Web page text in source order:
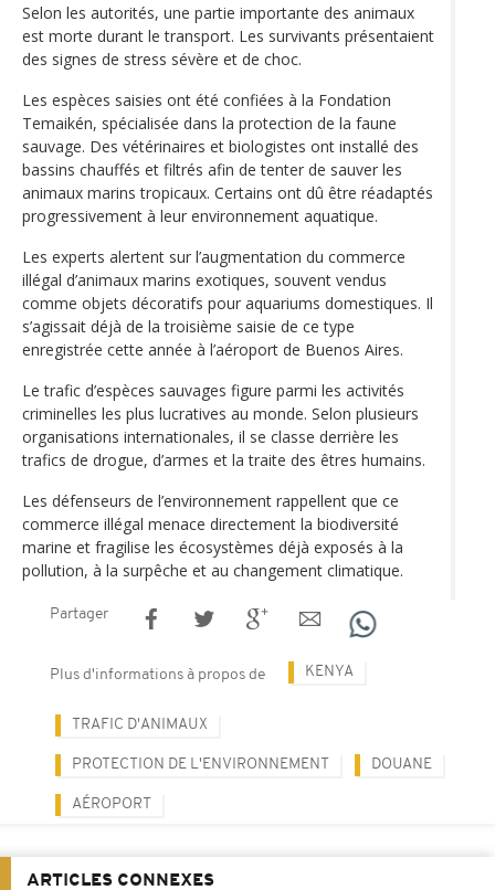
Selon les autorités, une partie importante des animaux
est morte durant le transport. Les survivants présentaient
des signes de stress sévère et de choc.
Les espèces saisies ont été confiées à la Fondation
Temaikén, spécialisée dans la protection de la faune
sauvage. Des vétérinaires et biologistes ont installé des
bassins chauffés et filtrés afin de tenter de sauver les
animaux marins tropicaux. Certains ont dû être réadaptés
progressivement à leur environnement aquatique.
Les experts alertent sur l’augmentation du commerce
illégal d’animaux marins exotiques, souvent vendus
comme objets décoratifs pour aquariums domestiques. Il
s’agissait déjà de la troisième saisie de ce type
enregistrée cette année à l’aéroport de Buenos Aires.
Le trafic d’espèces sauvages figure parmi les activités
criminelles les plus lucratives au monde. Selon plusieurs
organisations internationales, il se classe derrière les
trafics de drogue, d’armes et la traite des êtres humains.
Les défenseurs de l’environnement rappellent que ce
commerce illégal menace directement la biodiversité
marine et fragilise les écosystèmes déjà exposés à la
pollution, à la surpêche et au changement climatique.
Partager
Plus d'informations à propos de KENYA
TRAFIC D'ANIMAUX
PROTECTION DE L'ENVIRONNEMENT DOUANE
AÉROPORT
ARTICLES CONNEXES